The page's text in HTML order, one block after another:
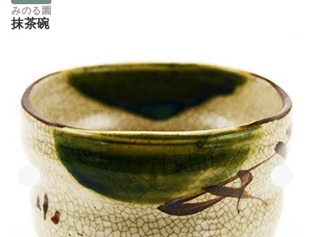
みのる園
抹茶碗